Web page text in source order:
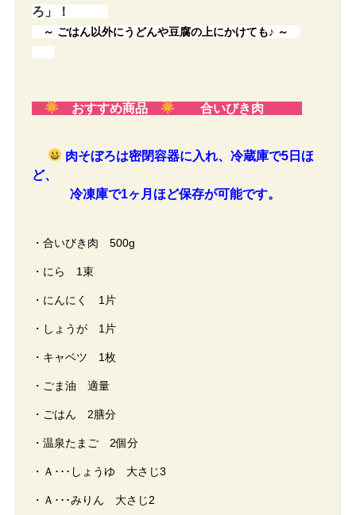
ろ」！
～ ごはん以外にうどんや豆腐の上にかけても♪ ～
おすすめ商品 合いびき肉
肉そぼろは密閉容器に入れ、冷蔵庫で5日ほ
ど、
冷凍庫で1ヶ月ほど保存が可能です。
・合いびき肉 500g
・にら 1束
・にんにく 1片
・しょうが 1片
・キャベツ 1枚
・ごま油 適量
・ごはん 2膳分
・温泉たまご 2個分
・Ａ･･･しょうゆ 大さじ3
・Ａ･･･みりん 大さじ2